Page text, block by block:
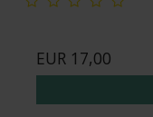
EUR 17,00